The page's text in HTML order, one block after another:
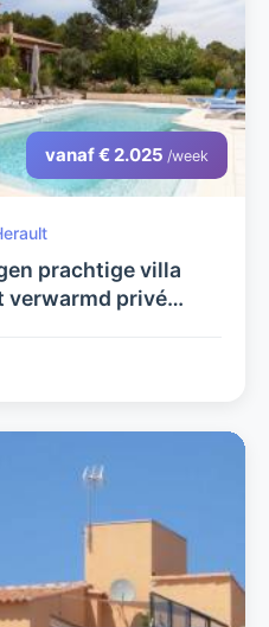
vanaf € 2.025 /week
prachtige villa
verwarmd privé